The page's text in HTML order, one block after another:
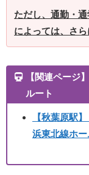
ただし、通勤・
によっては、さ
【関連ページ
ルート
【秋葉原駅
浜東北線ホ